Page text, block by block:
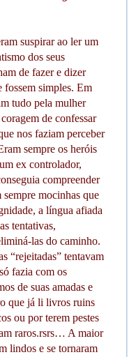
suspirar ao ler um
dos seus
de fazer e dizer
fossem simples. Em
tudo pela mulher
de confessar
nos faziam perceber
sempre os heróis
ex controlador,
compreender
mocinhas que
a língua afiada
tentativas,
las do caminho.
“rejeitadas” tentavam
fazia com os
de suas amadas e
que já li livros ruins
ou por terem pestes
raros.rsrs… A maior
lindos e se tornaram